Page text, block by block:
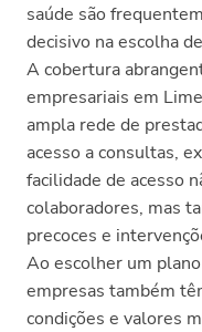
saúde são
decisivo na escolha
A cobertura
empresariais em
ampla rede de
acesso a consultas,
facilidade de acesso
colaboradores, mas
precoces e
Ao escolher um
empresas também
condições e valores